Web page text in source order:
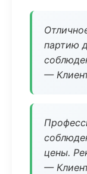
партию
—
цены.
—